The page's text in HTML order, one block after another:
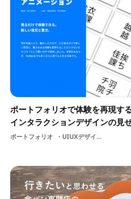
ポートフォリオで体験を再現す
インタラクションデザインの見
ポートフォリオ UIUXデザイナーインタラクション